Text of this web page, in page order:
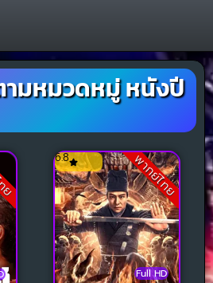
มหมวดหมู่ หนังปี
ย พากย์ไทย
Full HD
6.8